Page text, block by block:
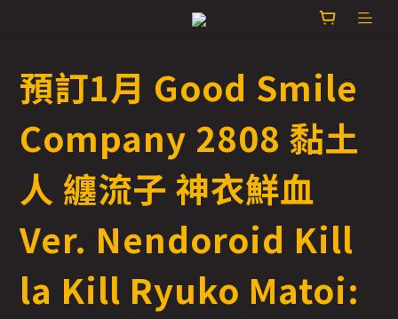
預訂1月 Good Smile
Company 2808 黏土
人 纏流子 神衣鮮血
Ver. Nendoroid Kill
la Kill Ryuko Matoi: